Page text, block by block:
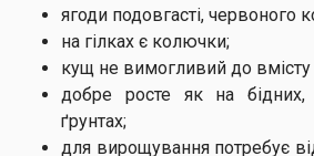
ягоди подовгасті, червоного
на гілках є колючки;
кущ не вимогливий до вмісту
добре росте як на
ґрунтах;
для вирощування потребує